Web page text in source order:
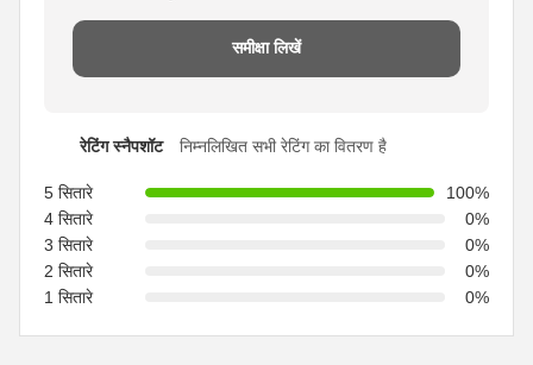
समीक्षा लिखें
रेटिंग स्नैपशॉट निम्नलिखित सभी रेटिंग का वितरण है
5 सितारे
100%
4 सितारे
0%
3 सितारे
0%
2 सितारे
0%
1 सितारे
0%